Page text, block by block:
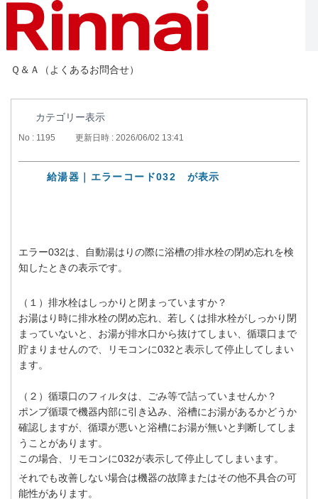
Ｑ＆Ａ（よくあるお問合せ）
カテゴリー表示
No : 1195 更新日時 : 2026/06/02 13:41
給湯器｜エラーコード032 が表示
エラー032は、自動湯はりの際に浴槽の排水栓の閉め忘れを検
知したときの表示です。
（１）排水栓はしっかりと閉まっていますか？
お湯はり時に排水栓の閉め忘れ、若しくは排水栓がしっかり閉
まっていないと、お湯が排水口から抜けてしまい、循環口まで
貯まりませんので、リモコンに032と表示して停止してしまい
ます。
（２）循環口のフィルタは、ごみ等で詰っていませんか？
ポンプ循環で機器内部に引き込み、浴槽にお湯があるかどうか
確認しますが、循環が悪いと浴槽にお湯が無いと判断してしま
うことがあります。
この場合、リモコンに032が表示して停止してしまいます。
それでも改善しない場合は機器の故障またはその他不具合の可
能性があります。